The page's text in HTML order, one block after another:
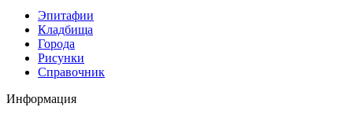
Эпитафии
Кладбища
Города
Рисунки
Справочник
Информация